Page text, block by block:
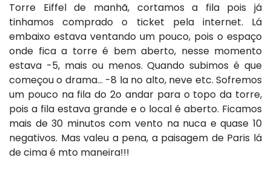
Torre Eiffel de manhã, cortamos a fila pois já
tinhamos comprado o ticket pela internet. Lá
embaixo estava ventando um pouco, pois o espaço
onde fica a torre é bem aberto, nesse momento
estava -5, mais ou menos. Quando subimos é que
começou o drama… -8 la no alto, neve etc. Sofremos
um pouco na fila do 2o andar para o topo da torre,
pois a fila estava grande e o local é aberto. Ficamos
mais de 30 minutos com vento na nuca e quase 10
negativos. Mas valeu a pena, a paisagem de Paris lá
de cima é mto maneira!!!